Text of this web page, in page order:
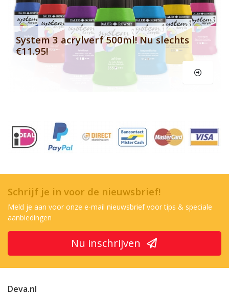
System 3 acrylverf 500ml! Nu slechts
€11.95!
Schrijf je in voor de nieuwsbrief!
Meld je aan voor onze e-mail nieuwsbrief voor tips & speciale
aanbiedingen
Nu inschrijven
Deva.nl